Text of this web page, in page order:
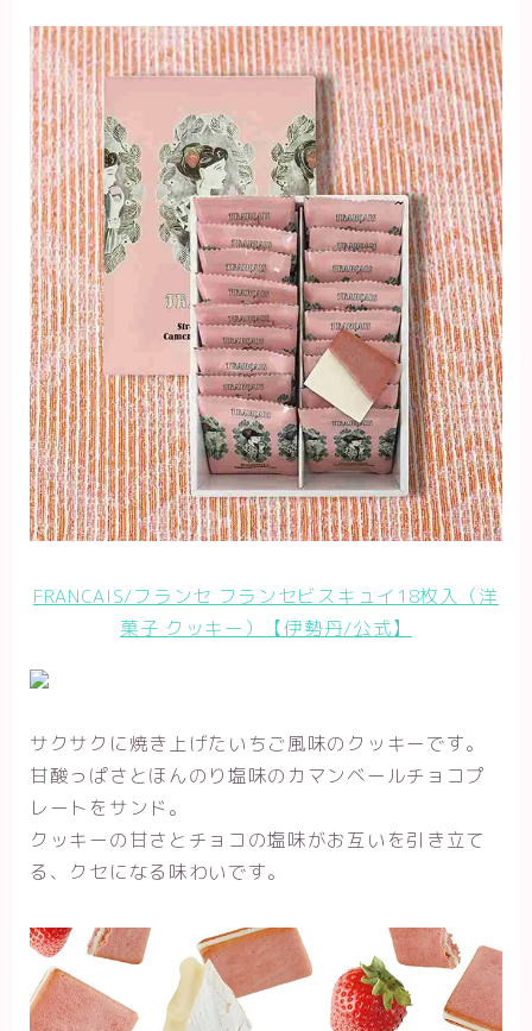
FRANCAIS/フランセ フランセビスキュイ18枚入（洋
菓子 クッキー）【伊勢丹/公式】
サクサクに焼き上げたいちご風味のクッキーです。
甘酸っぱさとほんのり塩味のカマンベールチョコプ
レートをサンド。
クッキーの甘さとチョコの塩味がお互いを引き立て
る、クセになる味わいです。